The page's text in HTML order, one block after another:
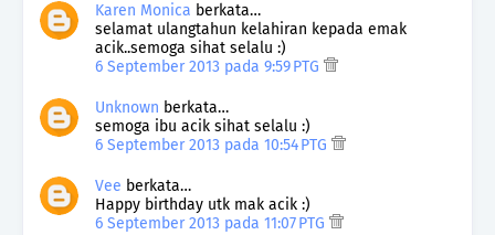
Karen Monica berkata…
selamat ulangtahun kelahiran kepada emak
acik..semoga sihat selalu :)
6 September 2013 pada 9:59 PTG
Unknown berkata…
semoga ibu acik sihat selalu :)
6 September 2013 pada 10:54 PTG
Vee berkata…
Happy birthday utk mak acik :)
6 September 2013 pada 11:07 PTG